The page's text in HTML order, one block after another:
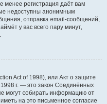
менее регистрация даёт вам
недоступны анонимным
отправка email-сообщений,
у вас всего пару минут,
Act of 1998), или Акт о защите
г. — это закон Соединённых
могут собирать информацию от
на это письменное согласие